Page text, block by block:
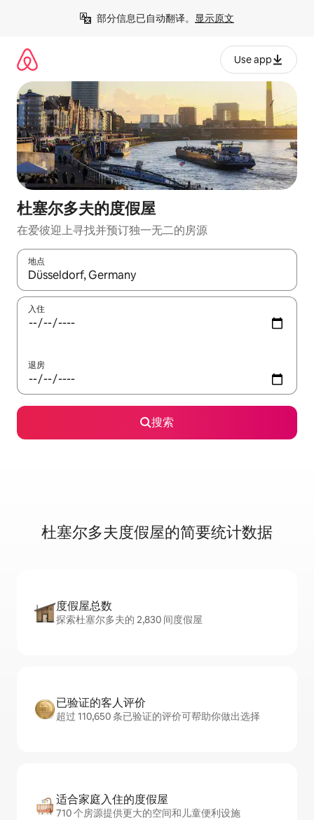
部分信息已自动翻译。 显示原文
Use app
杜塞尔多夫的度假屋
在爱彼迎上寻找并预订独一无二的房源
地点
如有搜索结果，请使用上下方向键查看，或通过点击或滑动手势
入住
退房
搜索
杜塞尔多夫度假屋的简要统计数据
度假屋总数
探索杜塞尔多夫的 2,830 间度假屋
已验证的客人评价
超过 110,650 条已验证的评价可帮助你做出选择
适合家庭入住的度假屋
710 个房源提供更大的空间和儿童便利设施